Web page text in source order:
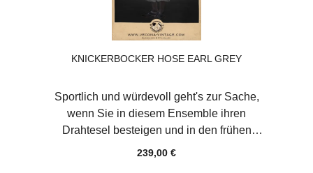
KNICKERBOCKER HOSE EARL GREY
Sportlich und würdevoll geht's zur Sache,
wenn Sie in diesem Ensemble ihren
Drahtesel besteigen und in den frühen
Morgenstunden durch Berg und Tal eilen, um
239,00 €